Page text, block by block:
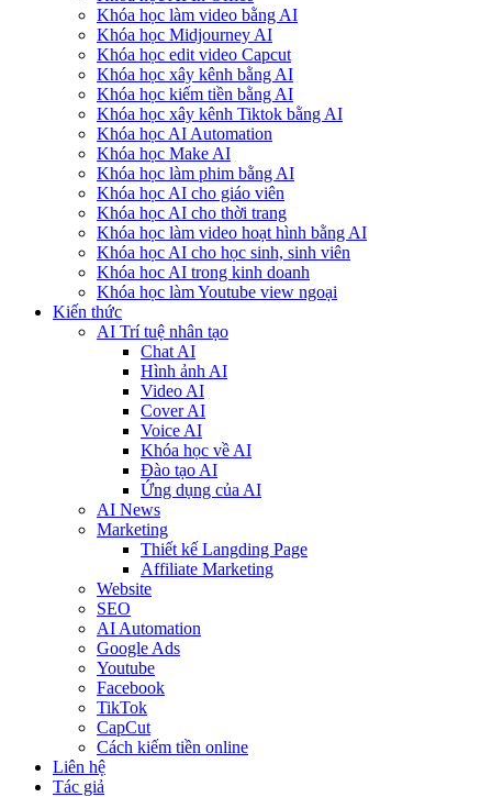
Khóa học làm video bằng AI
Khóa học Midjourney AI
Khóa học edit video Capcut
Khóa học xây kênh bằng AI
Khóa học kiếm tiền bằng AI
Khóa học xây kênh Tiktok bằng AI
Khóa học AI Automation
Khóa học Make AI
Khóa học làm phim bằng AI
Khóa học AI cho giáo viên
Khóa học AI cho thời trang
Khóa học làm video hoạt hình bằng AI
Khóa học AI cho học sinh, sinh viên
Khóa hoc AI trong kinh doanh
Khóa học làm Youtube view ngoại
Kiến thức
AI Trí tuệ nhân tạo
Chat AI
Hình ảnh AI
Video AI
Cover AI
Voice AI
Khóa học về AI
Đào tạo AI
Ứng dụng của AI
AI News
Marketing
Thiết kế Langding Page
Affiliate Marketing
Website
SEO
AI Automation
Google Ads
Youtube
Facebook
TikTok
CapCut
Cách kiếm tiền online
Liên hệ
Tác giả